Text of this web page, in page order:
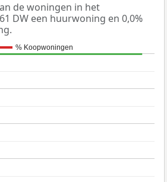
de woningen in het
DW een huurwoning en 0,0%
% Koopwoningen